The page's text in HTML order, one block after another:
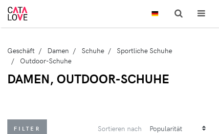
Geschäft Damen Schuhe
Sportliche Schuhe
Outdoor-Schuhe
DAMEN, OUTDOOR-SCHUHE
FILTER Sortieren nach